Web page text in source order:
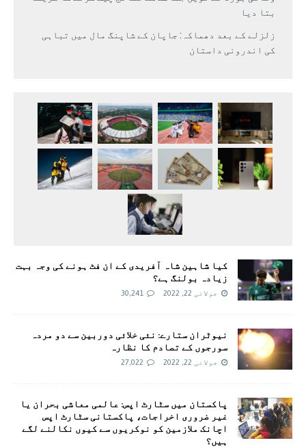
بتا دیا
زلزلے کے بعد دھماکہ: جاپان کے شاپنگ مال میں تباہی
کی اندرونی داستان
کیا شاہین شاہ آفریدی کے ان فٹ ہونے کی وجہ بہت
زیادہ بولنگ ہے؟
جولائی 22, 2022 30,241
نیوٹران ستارے: نئی خلائی دوربین سے دو مردہ
سورجوں کے تصادم کا نظارہ
جولائی 22, 2022 27,022
پاکستان میں سٹارٹ اپس: عالمی معاشی بحران یا
غیر ضروری اخراجات، پاکستانی سٹارٹ اپس
اچانک ملازمین کو نوکریوں سے کیوں نکالنے لگے
ہیں؟